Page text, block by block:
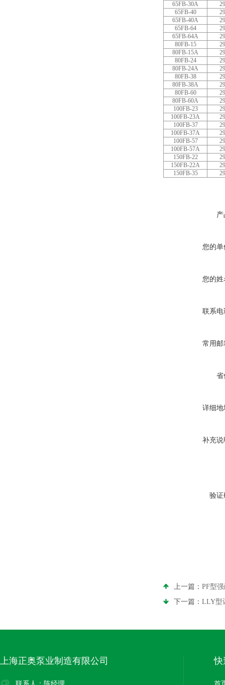
65FB-30A
65FB-40
65FB-40A
65FB-64
65FB-64A
80FB-15
80FB-15A
80FB-24
80FB-24A
80FB-38
80FB-38A
80FB-60
80FB-60A
100FB-23
100FB-23A
100FB-37
100FB-37A
100FB-57
100FB-57A
150FB-22
150FB-22A
150FB-35
您的单
您的姓
联系电
常用邮
省
详细地
补充说
验证
上一篇： PF型
下一篇： LLY型
上海正奥泵业制造有限公司 快